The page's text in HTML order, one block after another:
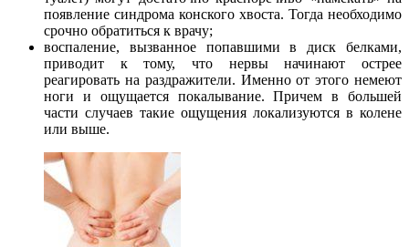
появление синдрома конского хвоста. Тогда необходимо
срочно обратиться к врачу;
воспаление, вызванное попавшими в диск белками,
приводит к тому, что нервы начинают острее
реагировать на раздражители. Именно от этого немеют
ноги и ощущается покалывание. Причем в большей
части случаев такие ощущения локализуются в колене
или выше.